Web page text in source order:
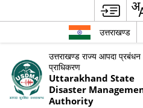
उत्तराखण्ड
उत्तराखण्ड राज्य आपदा प्रबंधन
प्राधिकरण
Uttarakhand State
Disaster
Authority